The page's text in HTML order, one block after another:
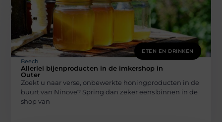
ETEN EN DRINKEN
Beech
Allerlei bijenproducten in de imkershop in
Outer
Zoekt u naar verse, onbewerkte honingproducten in de
buurt van Ninove? Spring dan zeker eens binnen in de
shop van